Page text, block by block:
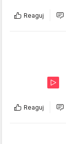
Reaguj
Reaguj